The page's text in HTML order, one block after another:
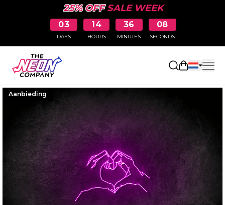
25% OFFSALE WEEK
03
DAYS
14
HOURS
36
MINUTES
07
SECONDS
Aanbieding